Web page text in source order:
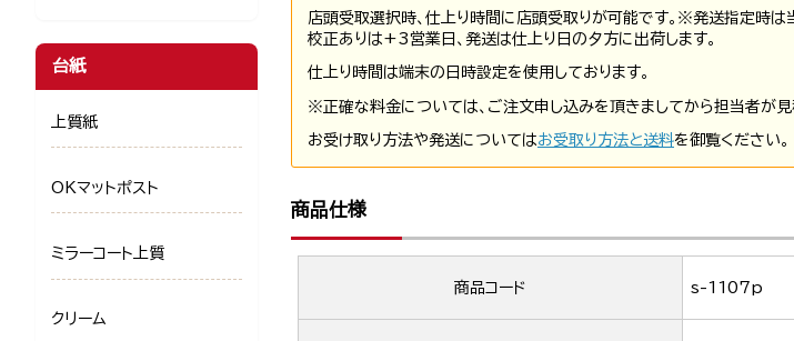
店頭受取選択時、仕上り時間に店頭受取りが可能です。※発送指定時は
校正ありは+3営業日、発送は仕上り日の夕方に出荷します。
仕上り時間は端末の日時設定を使用しております。
※正確な料金については、ご注文申し込みを頂きましてから担当者が見
お受け取り方法や発送についてはお受取り方法と送料を御覧ください。
商品仕様
商品コード s-1107p
台紙
上質紙
OKマットポスト
ミラーコート上質
クリーム